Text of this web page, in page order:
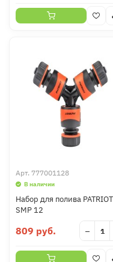
Арт. 777001128
В наличии
Набор для полива PATRIOT
SMP 12
809 руб. −